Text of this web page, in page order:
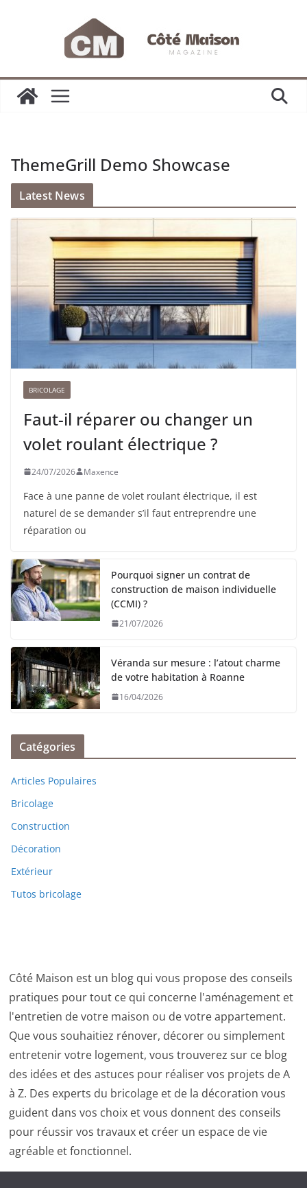
ThemeGrill Demo Showcase
Latest News
BRICOLAGE
Faut-il réparer ou changer un
volet roulant électrique ?
24/07/2026 Maxence
Face à une panne de volet roulant électrique, il est
naturel de se demander s’il faut entreprendre une
réparation ou
Pourquoi signer un contrat de
construction de maison individuelle
(CCMI) ?
21/07/2026
Véranda sur mesure : l’atout charme
de votre habitation à Roanne
16/04/2026
Catégories
Articles Populaires
Bricolage
Construction
Décoration
Extérieur
Tutos bricolage
Côté Maison est un blog qui vous propose des conseils
pratiques pour tout ce qui concerne l'aménagement et
l'entretien de votre maison ou de votre appartement.
Que vous souhaitiez rénover, décorer ou simplement
entretenir votre logement, vous trouverez sur ce blog
des idées et des astuces pour réaliser vos projets de A
à Z. Des experts du bricolage et de la décoration vous
guident dans vos choix et vous donnent des conseils
pour réussir vos travaux et créer un espace de vie
agréable et fonctionnel.